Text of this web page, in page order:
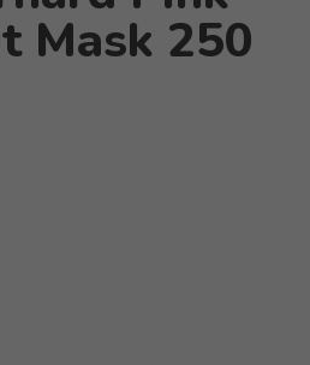
Mask 250